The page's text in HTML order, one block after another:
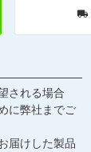
される場合
に弊社までご
届けした製品